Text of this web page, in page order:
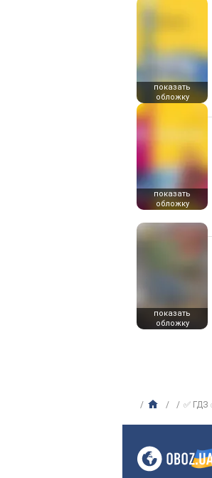
показать
обложку
показать
обложку
показать
обложку
✅ ГДЗ